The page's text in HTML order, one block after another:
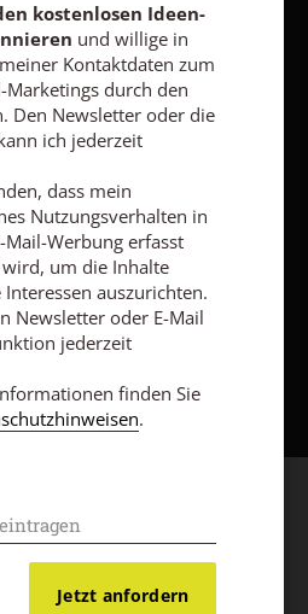
Abo online kündigen
Nach oben
kostenlosen Ideen-
und willige in
Kontaktdaten zum
Marketings durch den
Den Newsletter oder die
ich jederzeit
dass mein
Nutzungsverhalten in
Mail-Werbung erfasst
um die Inhalte
auszurichten.
Newsletter oder E-Mail
jederzeit
finden Sie
.
Jetzt anfordern